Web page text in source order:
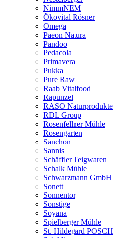
NimmNEM
Ökovital Rösner
Omega
Paeon Natura
Pandoo
Pedacola
Primavera
Pukka
Pure Raw
Raab Vitalfood
Rapunzel
RASO Naturprodukte
RDL Group
Rosenfellner Mühle
Rosengarten
Sanchon
Sannis
Schäffler Teigwaren
Schalk Mühle
Schwarzmann GmbH
Sonett
Sonnentor
Sonstige
Soyana
Spielberger Mühle
St. Hildegard POSCH